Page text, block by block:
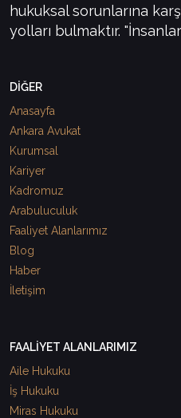
hukuksal sorunlarına
yolları bulmaktır.
DİĞER
Anasayfa
Ankara Avukat
Kurumsal
Kariyer
Kadromuz
Arabuluculuk
Faaliyet Alanlarımız
Blog
Haber
İletişim
FAALİYET ALANLARIMIZ
Aile Hukuku
İş Hukuku
Miras Hukuku